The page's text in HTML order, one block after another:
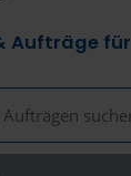
Aufträge für